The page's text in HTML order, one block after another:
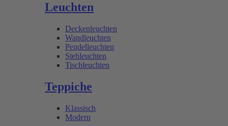
Leuchten
Deckenleuchten
Wandleuchten
Pendelleuchten
Stehleuchten
Tischleuchten
Teppiche
Klassisch
Modern